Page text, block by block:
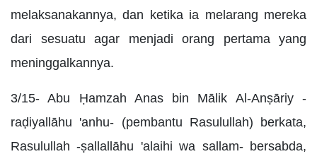
melaksanakannya, dan ketika ia melarang mereka
dari sesuatu agar menjadi orang pertama yang
meninggalkannya.
3/15- Abu Ḥamzah Anas bin Mālik Al-Anṣāriy -
raḍiyallāhu 'anhu- (pembantu Rasulullah) berkata,
Rasulullah -ṣallallāhu 'alaihi wa sallam- bersabda,